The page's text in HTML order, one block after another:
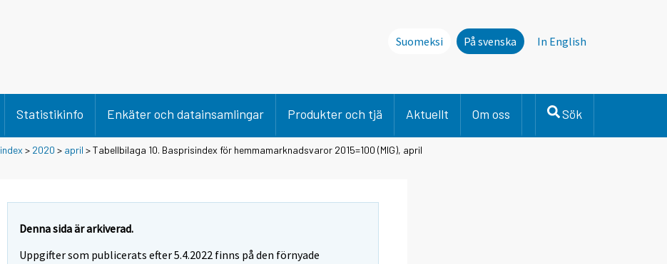
Suomeksi På svenska In English
Statistikinfo Enkäter och datainsamlingar Produkter och tjä Aktuellt Om oss Sök
> 2020 > april > Tabellbilaga 10. Basprisindex för hemmamarknadsvaror 2015=100 (MIG), april
Denna sida är arkiverad.
Uppgifter som publicerats efter 5.4.2022 finns på den förnyade